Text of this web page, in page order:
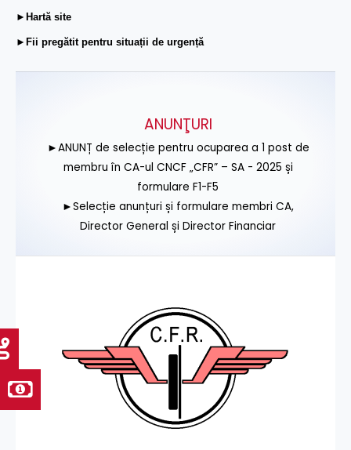
►Hartă site
►Fii pregătit pentru situații de urgență
ANUNŢURI
►ANUNȚ de selecție pentru ocuparea a 1 post de
membru în CA-ul CNCF „CFR” – SA - 2025 și
formulare F1-F5
►Selecție anunțuri și formulare membri CA,
Director General și Director Financiar